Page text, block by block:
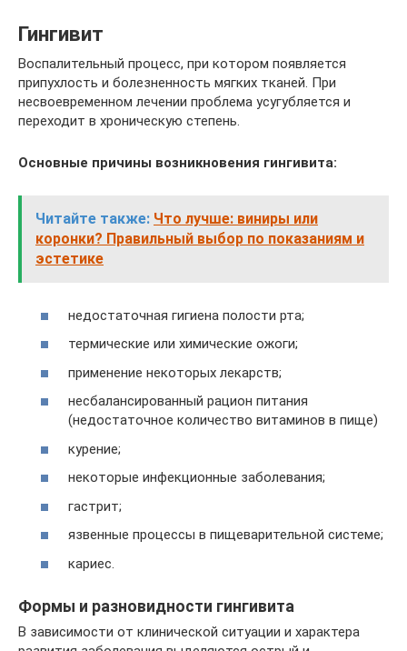
Гингивит
Воспалительный процесс, при котором появляется
припухлость и болезненность мягких тканей. При
несвоевременном лечении проблема усугубляется и
переходит в хроническую степень.
Основные причины возникновения гингивита:
Читайте также: Что лучше: виниры или
коронки? Правильный выбор по показаниям и
эстетике
недостаточная гигиена полости рта;
термические или химические ожоги;
применение некоторых лекарств;
несбалансированный рацион питания
(недостаточное количество витаминов в пище)
курение;
некоторые инфекционные заболевания;
гастрит;
язвенные процессы в пищеварительной системе;
кариес.
Формы и разновидности гингивита
В зависимости от клинической ситуации и характера